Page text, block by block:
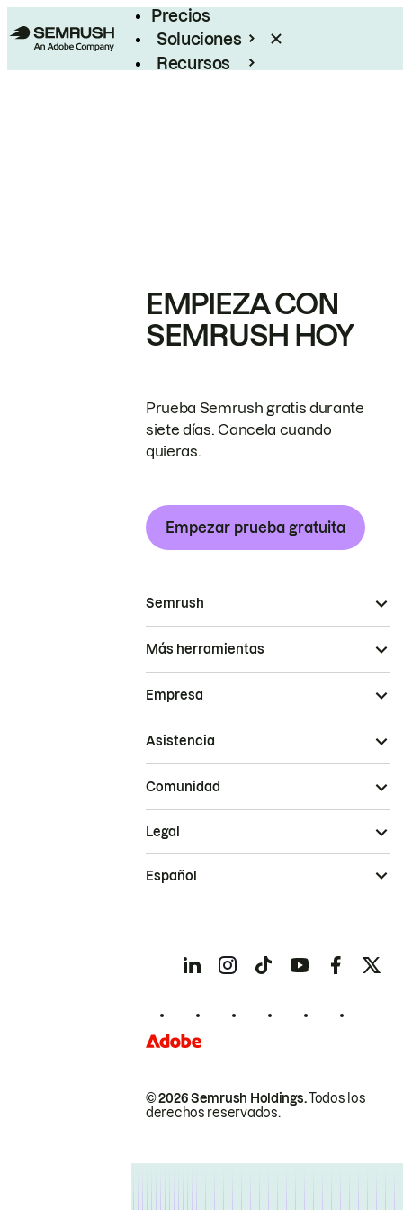
Precios
Soluciones
Recursos
EMPIEZA CON
SEMRUSH HOY
Prueba Semrush gratis durante
siete días. Cancela cuando
quieras.
Empezar prueba gratuita
Semrush
Más herramientas
Empresa
Asistencia
Comunidad
© 2026 Semrush Holdings.Todos los
derechos reservados.
Legal
Español